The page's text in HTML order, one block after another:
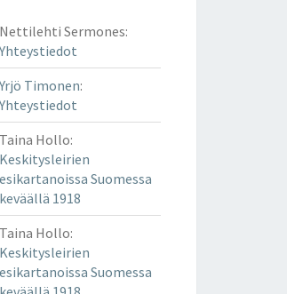
Nettilehti Sermones:
Timonen:
Taina Hollo:
Keskitysleirien
esikartanoissa Suomessa
keväällä 1918
Taina Hollo:
Keskitysleirien
esikartanoissa Suomessa